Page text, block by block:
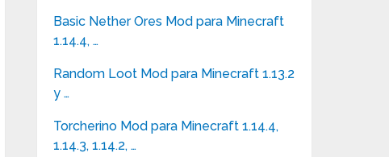
Basic Nether Ores Mod para Minecraft
1.14.4, …
Random Loot Mod para Minecraft 1.13.2
y …
Torcherino Mod para Minecraft 1.14.4,
1.14.3, 1.14.2, …